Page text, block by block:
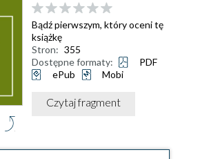
Bądź pierwszym, który oceni tę
książkę
Stron: 355
Dostępne formaty:
PDF
ePub
Mobi
Czytaj fragment